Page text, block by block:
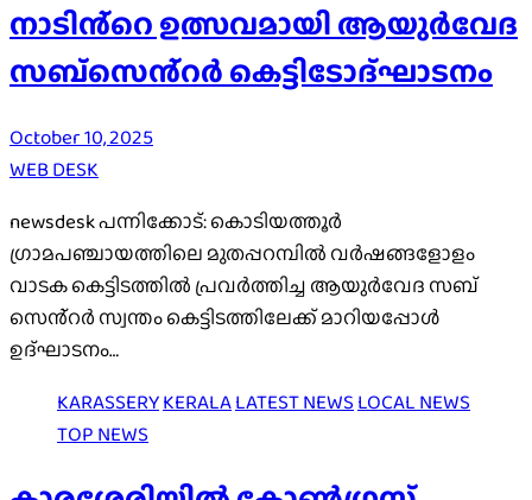
നാടിൻ്റെ ഉത്സവമായി ആയുർവേദ
സബ്സെൻ്റർ കെട്ടിടോദ്ഘാടനം
October 10, 2025
WEB DESK
newsdesk പന്നിക്കോട്: കൊടിയത്തൂർ
ഗ്രാമപഞ്ചായത്തിലെ മുതപ്പറമ്പിൽ വർഷങ്ങളോളം
വാടക കെട്ടിടത്തിൽ പ്രവർത്തിച്ച ആയുർവേദ സബ്
സെൻ്റർ സ്വന്തം കെട്ടിടത്തിലേക്ക് മാറിയപ്പോൾ
ഉദ്ഘാടനം…
KARASSERYKERALALATEST NEWSLOCAL NEWS
TOP NEWS